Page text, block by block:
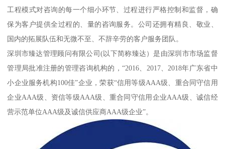
工程模式对咨询的每一个细小环节、过程进行严格控制和监督，确
保为客户提供全过程的、量的咨询服务。公司还拥有精良、敬业、
国内的拓展队伍和无微不至、不辞辛劳的客户服务团队。
深圳市臻达管理顾问有限公司(以下简称臻达）是由深圳市市场监督
管理局批准注册的管理咨询机构的，“2016、2017、2018年广东省中
小企业服务机构100佳”企业，荣获“信用等级AAA级、重合同守信用
企业AAA级、资信等级AAA级、重合同守信用企业AAA级、诚信经
营示范单位AAA级及诚信供应商AAA级企业”。